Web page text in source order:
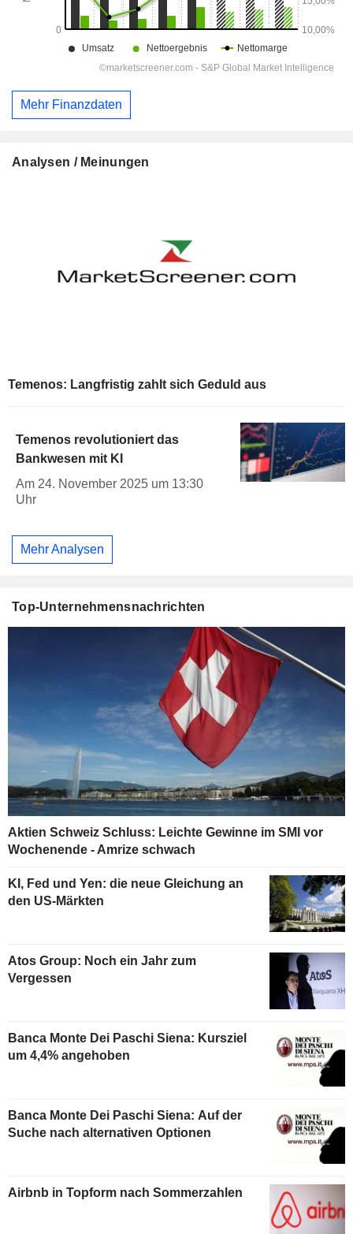
Mehr Finanzdaten
Analysen / Meinungen
Temenos: Langfristig zahlt sich Geduld aus
Temenos revolutioniert das
Bankwesen mit KI
Am 24. November 2025 um 13:30
Uhr
Mehr Analysen
Top-Unternehmensnachrichten
Aktien Schweiz Schluss: Leichte Gewinne im SMI vor
Wochenende - Amrize schwach
KI, Fed und Yen: die neue Gleichung an
den US-Märkten
Atos Group: Noch ein Jahr zum
Vergessen
Banca Monte Dei Paschi Siena: Kursziel
um 4,4% angehoben
Banca Monte Dei Paschi Siena: Auf der
Suche nach alternativen Optionen
Airbnb in Topform nach Sommerzahlen